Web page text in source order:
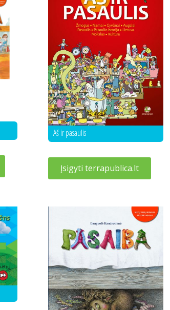
Aš ir pasaulis
Įsigyti terrapublica.lt